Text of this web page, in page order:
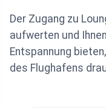
Der Zugang zu
aufwerten und
Entspannung
des Flughafens